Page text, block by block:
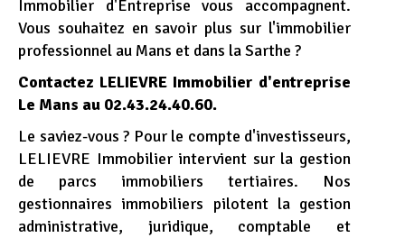
Immobilier d'Entreprise vous accompagnent.
Vous souhaitez en savoir plus sur l'immobilier
professionnel au Mans et dans la Sarthe ?
Contactez LELIEVRE Immobilier d'entreprise
Le Mans au 02.43.24.40.60.
Le saviez-vous ? Pour le compte d'investisseurs,
LELIEVRE Immobilier intervient sur la gestion
de parcs immobiliers tertiaires. Nos
gestionnaires immobiliers pilotent la gestion
administrative, juridique, comptable et